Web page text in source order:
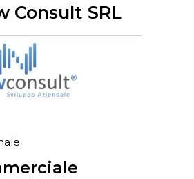
Consult SRL